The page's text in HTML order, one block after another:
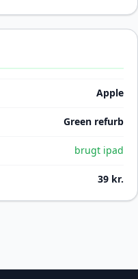
Apple
Green refurb
brugt ipad
39 kr.